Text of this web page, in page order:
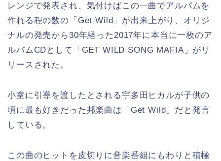
レンジで発表され、気付けばこの一曲でアルバムを
作れる程の数の「Get Wild」が出来上がり、オリジ
ナルの発売から30年経った2017年に本当に一枚のア
ルバムCDとして「GET WILD SONG MAFIA」がリ
リースされた。
小室に引導を渡したとされる宇多田ヒカルが子供の
頃に最も好きだった邦楽曲は「Get Wild」だと発言
している。
この曲のヒットを皮切りに音楽番組にもわりと積極